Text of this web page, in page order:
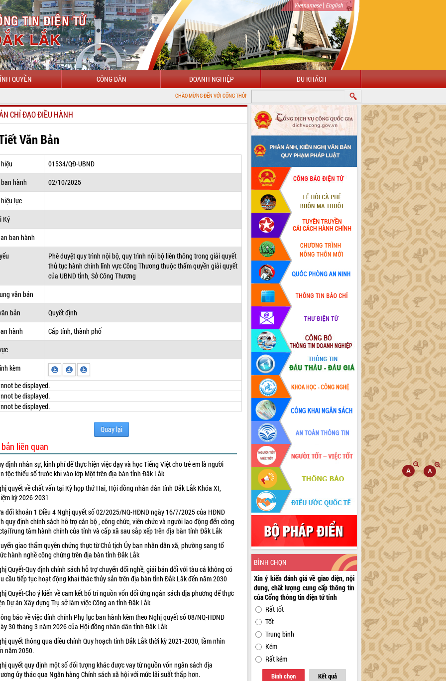
Vietnamese| English
QUYỀN CÔNG DÂN DOANH NGHIỆP DU KHÁCH
CHÀO MỪNG ĐẾN VỚI CỔNG THÔNG TIN ĐIỆN TỬ TỈNH ĐẮK LẮK
CHỈ ĐẠO ĐIỀU HÀNH
Văn Bản
01534/QĐ-UBND
hành
02/10/2025
lực
Ký
ban hành
Phê duyệt quy trình nội bộ, quy trình nội bộ liên thông trong giải quyết
thủ tục hành chính lĩnh vực Công Thương thuộc thẩm quyền giải quyết
của UBND tỉnh, Sở Công Thương
văn bản
bản
Quyết định
hành
Cấp tỉnh, thành phố
kèm
be displayed.
be displayed.
be displayed.
Quay lại
liên quan
định nhân sự, kinh phí để thực hiện việc dạy và học Tiếng Việt cho trẻ em là người
tộc thiểu số trước khi vào lớp Một trên địa bàn tỉnh Đắk Lắk
quyết về chất vấn tại Kỳ họp thứ Hai, Hội đồng nhân dân tỉnh Đắk Lắk Khóa XI,
kỳ 2026-2031
đổi khoản 1 Điều 4 Nghị quyết số 02/2025/NQ-HĐND ngày 16/7/2025 của HĐND
quy định chính sách hỗ trợ cán bộ , công chức, viên chức và người lao động đến công
tâm hành chính của tỉnh và cấp xã sau sắp xếp trên địa bàn tỉnh Đắk Lắk
giao thẩm quyền chứng thực từ Chủ tịch Ủy ban nhân dân xã, phường sang tổ
hành nghề công chứng trên địa bàn tỉnh Đắk Lắk
Quyết-Quy định chính sách hỗ trợ chuyển đổi nghề, giải bản đối với tàu cá không có
cầu tiếp tục hoạt động khai thác thủy sản trên địa bàn tỉnh Đắk Lắk đến năm 2030
Quyết-Cho ý kiến về cam kết bố trí nguồn vốn đối ứng ngân sách địa phương để thực
Dự án Xây dựng Trụ sở làm việc Công an tỉnh Đắk Lắk
báo về việc đính chính Phụ lục ban hành kèm theo Nghị quyết số 08/NQ-HĐND
30 tháng 3 năm 2026 của Hội đồng nhân dân tỉnh Đắk Lắk
quyết thông qua điều chỉnh Quy hoạch tỉnh Đắk Lắk thời kỳ 2021-2030, tầm nhìn
năm 2050.
quyết quy định một số đối tượng khác được vay từ nguồn vốn ngân sách địa
ủy thác qua Ngân hàng Chính sách xã hội với mức lãi suất thấp hơn.
BÌNH CHỌN
Xin ý kiến đánh giá về giao diện, nội
dung, chất lượng cung cấp thông tin
của Cổng thông tin điện tử tỉnh
Rất tốt
Tốt
Trung bình
Kém
Rất kém
Bình chọn Kết quả